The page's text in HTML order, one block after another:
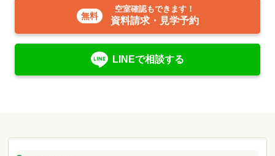
空室確認もできます！
資料請求・見学予約
LINEで相談する